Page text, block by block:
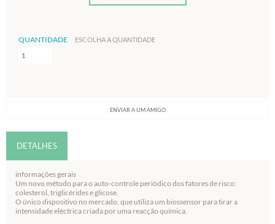
QUANTIDADE ESCOLHA A QUANTIDADE
ENVIAR A UM AMIGO
DETALHES
informações gerais
Um novo método para o auto-controle periódico dos fatores de risco:
colesterol, triglicérides e glicose.
O único dispositivo no mercado, que utiliza um biossensor para tirar a
intensidade eléctrica criada por uma reacção química.